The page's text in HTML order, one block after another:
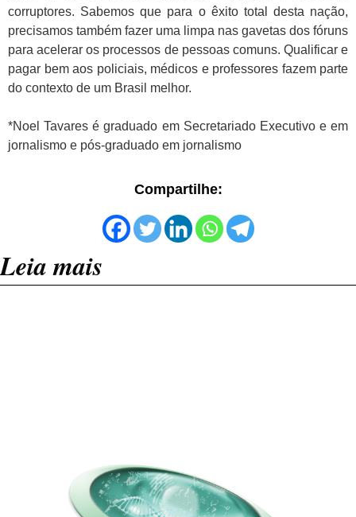
corruptores. Sabemos que para o êxito total desta nação,
precisamos também fazer uma limpa nas gavetas dos fóruns
para acelerar os processos de pessoas comuns. Qualificar e
pagar bem aos policiais, médicos e professores fazem parte
do contexto de um Brasil melhor.
*Noel Tavares é graduado em Secretariado Executivo e em
jornalismo e pós-graduado em jornalismo
Compartilhe:
Leia mais